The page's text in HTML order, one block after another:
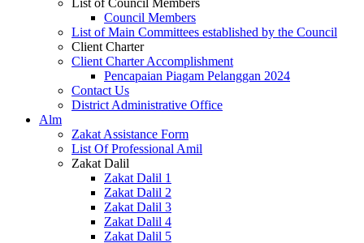
Council Members
List of Main Committees established by the Council
Client Charter
Client Charter Accomplishment
Pencapaian Piagam Pelanggan 2024
Contact Us
District Administrative Office
Alm
Zakat Assistance Form
List Of Professional Amil
Zakat Dalil
Zakat Dalil 1
Zakat Dalil 2
Zakat Dalil 3
Zakat Dalil 4
Zakat Dalil 5